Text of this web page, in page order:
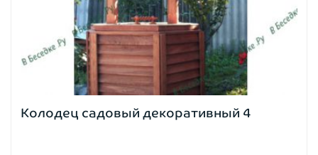
Колодец садовый декоративный 4